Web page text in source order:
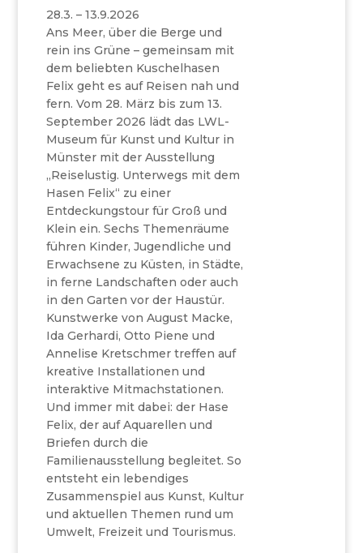
28.3. – 13.9.2026
Ans Meer, über die Berge und
rein ins Grüne – gemeinsam mit
dem beliebten Kuschelhasen
Felix geht es auf Reisen nah und
fern. Vom 28. März bis zum 13.
September 2026 lädt das LWL-
Museum für Kunst und Kultur in
Münster mit der Ausstellung
„Reiselustig. Unterwegs mit dem
Hasen Felix“ zu einer
Entdeckungstour für Groß und
Klein ein. Sechs Themenräume
führen Kinder, Jugendliche und
Erwachsene zu Küsten, in Städte,
in ferne Landschaften oder auch
in den Garten vor der Haustür.
Kunstwerke von August Macke,
Ida Gerhardi, Otto Piene und
Annelise Kretschmer treffen auf
kreative Installationen und
interaktive Mitmachstationen.
Und immer mit dabei: der Hase
Felix, der auf Aquarellen und
Briefen durch die
Familienausstellung begleitet. So
entsteht ein lebendiges
Zusammenspiel aus Kunst, Kultur
und aktuellen Themen rund um
Umwelt, Freizeit und Tourismus.